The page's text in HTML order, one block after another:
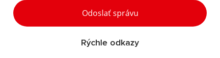
Odoslať správu
Rýchle odkazy